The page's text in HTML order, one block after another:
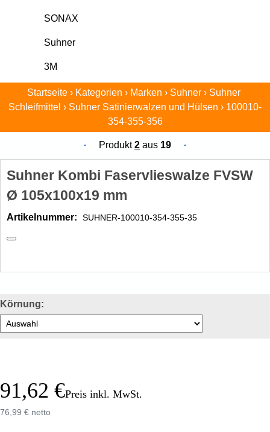
SONAX
Suhner
3M
Startseite › Kategorien › Marken › Suhner › Suhner
Schleifmittel › Suhner Satinierwalzen und Hülsen › 100010-
354-355-356
Produkt2 aus 19
Suhner Kombi Faservlieswalze FVSW
Ø 105x100x19 mm
Artikelnummer:
Körnung:
91,62 €Preis inkl. MwSt.
76,99 € netto